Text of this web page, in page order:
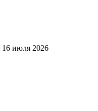
16 июля 2026